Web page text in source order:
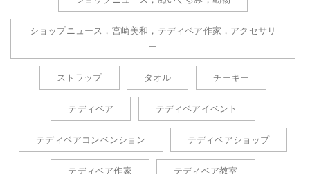
ショップニュース，宮崎美和，テディベア作家，アクセサリ
ー
ストラップ タオル チーキー
テディベア テディベアイベント
テディベアコンベンション テディベアショップ
テディベア作家 テディベア教室